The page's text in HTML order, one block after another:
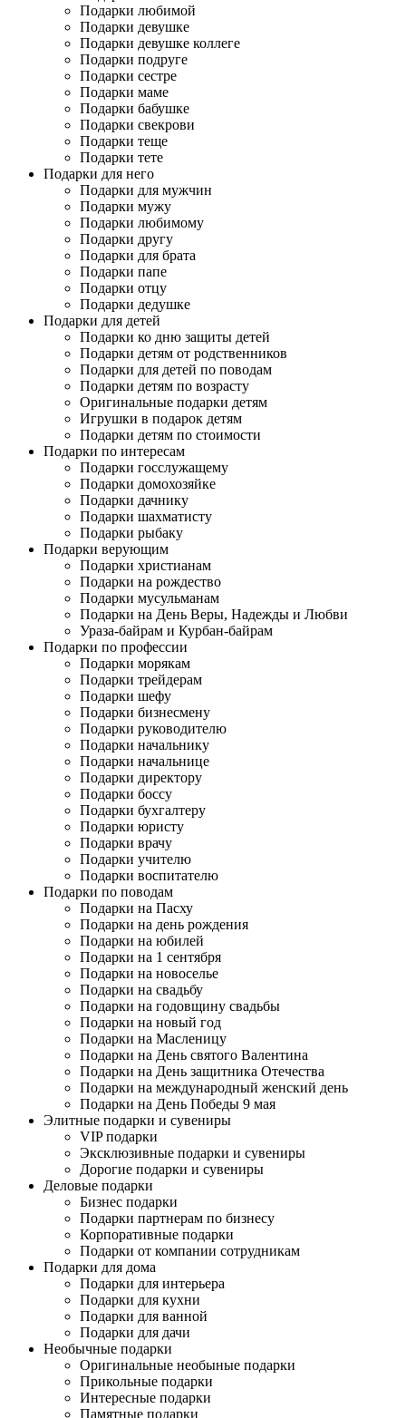
Подарки любимой
Подарки девушке
Подарки девушке коллеге
Подарки подруге
Подарки сестре
Подарки маме
Подарки бабушке
Подарки свекрови
Подарки теще
Подарки тете
Подарки для него
Подарки для мужчин
Подарки мужу
Подарки любимому
Подарки другу
Подарки для брата
Подарки папе
Подарки отцу
Подарки дедушке
Подарки для детей
Подарки ко дню защиты детей
Подарки детям от родственников
Подарки для детей по поводам
Подарки детям по возрасту
Оригинальные подарки детям
Игрушки в подарок детям
Подарки детям по стоимости
Подарки по интересам
Подарки госслужащему
Подарки домохозяйке
Подарки дачнику
Подарки шахматисту
Подарки рыбаку
Подарки верующим
Подарки христианам
Подарки на рождество
Подарки мусульманам
Подарки на День Веры, Надежды и Любви
Ураза-байрам и Курбан-байрам
Подарки по профессии
Подарки морякам
Подарки трейдерам
Подарки шефу
Подарки бизнесмену
Подарки руководителю
Подарки начальнику
Подарки начальнице
Подарки директору
Подарки боссу
Подарки бухгалтеру
Подарки юристу
Подарки врачу
Подарки учителю
Подарки воспитателю
Подарки по поводам
Подарки на Пасху
Подарки на день рождения
Подарки на юбилей
Подарки на 1 сентября
Подарки на новоселье
Подарки на свадьбу
Подарки на годовщину свадьбы
Подарки на новый год
Подарки на Масленицу
Подарки на День святого Валентина
Подарки на День защитника Отечества
Подарки на международный женский день
Подарки на День Победы 9 мая
Элитные подарки и сувениры
VIP подарки
Эксклюзивные подарки и сувениры
Дорогие подарки и сувениры
Деловые подарки
Бизнес подарки
Подарки партнерам по бизнесу
Корпоративные подарки
Подарки от компании сотрудникам
Подарки для дома
Подарки для интерьера
Подарки для кухни
Подарки для ванной
Подарки для дачи
Необычные подарки
Оригинальные необыные подарки
Прикольные подарки
Интересные подарки
Памятные подарки